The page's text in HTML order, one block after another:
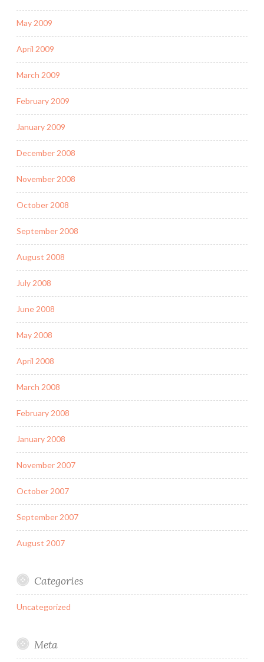
May 2009
April 2009
March 2009
February 2009
January 2009
December 2008
November 2008
October 2008
September 2008
August 2008
July 2008
June 2008
May 2008
April 2008
March 2008
February 2008
January 2008
November 2007
October 2007
September 2007
August 2007
Categories
Uncategorized
Meta